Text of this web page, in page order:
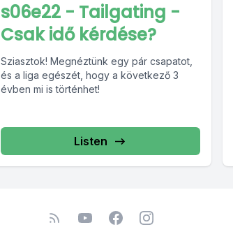
s06e22 - Tailgating -
Csak idő kérdése?
Sziasztok! Megnéztünk egy pár csapatot,
és a liga egészét, hogy a következő 3
évben mi is történhet!
Listen